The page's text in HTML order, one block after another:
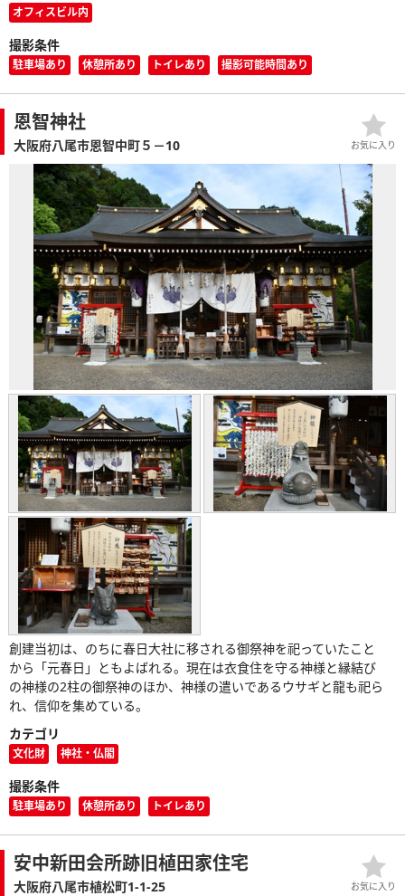
オフィスビル内
撮影条件
駐車場あり 休憩所あり トイレあり 撮影可能時間あり
恩智神社
大阪府八尾市恩智中町５－10
創建当初は、のちに春日大社に移される御祭神を祀っていたこと
から「元春日」ともよばれる。現在は衣食住を守る神様と縁結び
の神様の2柱の御祭神のほか、神様の遣いであるウサギと龍も祀ら
れ、信仰を集めている。
カテゴリ
文化財 神社・仏閣
撮影条件
駐車場あり 休憩所あり トイレあり
お気に入り
安中新田会所跡旧植田家住宅
大阪府八尾市植松町1-1-25 お気に入り